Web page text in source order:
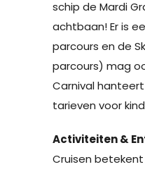
schip de Mardi
achtbaan! Er is
parcours en de
parcours) mag
Carnival
tarieven voor
Activiteiten &
Cruisen